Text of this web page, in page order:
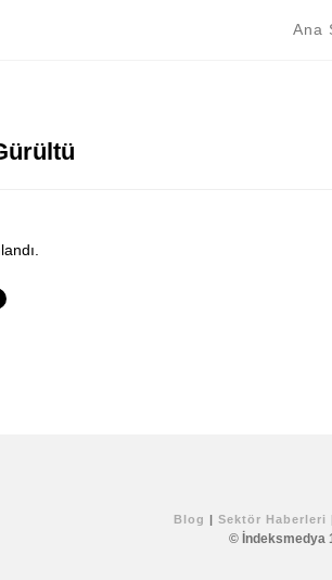
Ana
Blog | Sektör Haberleri
© İndeksmedya